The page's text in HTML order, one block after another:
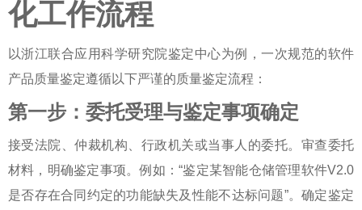
化工作流程
以浙江联合应用科学研究院鉴定中心为例，一次规范的软件
产品质量鉴定遵循以下严谨的质量鉴定流程 ：
第一步：委托受理与鉴定事项确定
接受法院、仲裁机构、行政机关或当事人的委托。审查委托
材料，明确鉴定事项。例如：“鉴定某智能仓储管理软件V2.0
是否存在合同约定的功能缺失及性能不达标问题”。确定鉴定